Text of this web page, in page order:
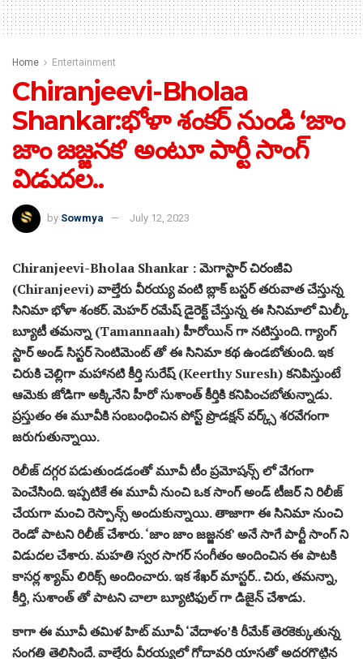
Home Entertainment
Chiranjeevi-Bholaa
Shankar:భోళా శంకర్ నుండి ‘జాం
జాం జజ్జనక’ అంటూ పార్టీ సాంగ్
విడుదల..
by Sowmya July 12, 2023
Chiranjeevi-Bholaa Shankar : మెగాస్టార్ చిరంజీవి
(Chiranjeevi) వాల్తేరు వీరయ్య వంటి బ్లాక్ బస్టర్ తరువాత చేస్తున్న
సినిమా భోళా శంకర్. మెహర్ రమేష్ డైరెక్ట్ చేస్తున్న ఈ సినిమాలో మిల్కీ
బ్యూటీ త‌మ‌న్నా (Tamannaah) హీరోయిన్ గా నటిస్తుంది. గ్యాంగ్
స్టార్ అండ్ సిస్టర్ సెంటిమెంట్ తో ఈ సినిమా కథ ఉండబోతుంది. ఇక
చిరుకి చెల్లిగా మహానటి కీర్తి సురేష్ (Keerthy Suresh) కనిపిస్తుంటే
ఆమెకు జోడిగా అక్కినేని హీరో సుశాంత్ కీర్తికి కనిపించబోతున్నాడు.
ప్రస్తుతం ఈ మూవీకి సంబంధించిన పోస్ట్ ప్రొడక్షన్ వర్క్స్ శరవేగంగా
జరుగుతున్నాయి.
రిలీజ్ దగ్గర పడుతుండడంతో మూవీ టీం ప్రమోషన్స్ లో వేగంగా
పెంచేసింది. ఇప్పటికే ఈ మూవీ నుంచి ఒక సాంగ్ అండ్ టీజర్ ని రిలీజ్
చేయగా మంచి రెస్పాన్స్ అందుకున్నాయి. తాజాగా ఈ సినిమా నుంచి
రెండో పాటని రిలీజ్ చేశారు. ‘జాం జాం జజ్జనక’ అనే సాగే పార్టీ సాంగ్ ని
విడుదల చేశారు. మహతి స్వర సాగర్ సంగీతం అందించిన ఈ పాటకి
కాసర్ల శ్యామ్ లిరిక్స్ అందించారు. ఇక శేఖర్ మాస్టర్.. చిరు, తమన్నా,
కీర్తి, సుశాంత్ తో పాటని చాలా బ్యూటిఫుల్ గా డిజైన్ చేశాడు.
కాగా ఈ మూవీ తమిళ హిట్ మూవీ ‘వేదాళం’కి రీమేక్ తెరకెక్కుతున్న
సంగతి తెలిసిందే. వాల్తేరు వీరయ్యలో గోదావరి యాసతో అదరగొట్టిన